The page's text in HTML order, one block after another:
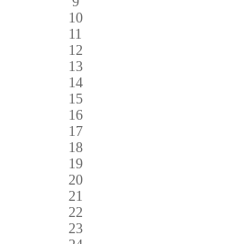
10
11
12
13
14
15
16
17
18
19
20
21
22
23